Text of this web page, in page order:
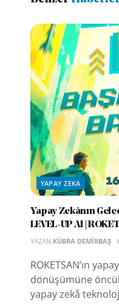
YAPAY ZEKA
Yapay Zekânın
LEVEL-UP AI |
YAZAN KÜBRA DEMIRBAŞ
ROKETSAN’ın
dönüşümüne
yapay zekâ